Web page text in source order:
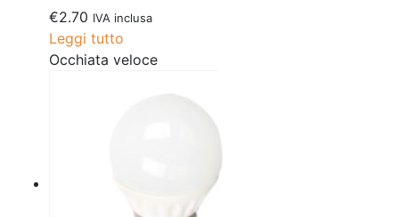
€2.70 IVA inclusa
Leggi tutto
Occhiata veloce